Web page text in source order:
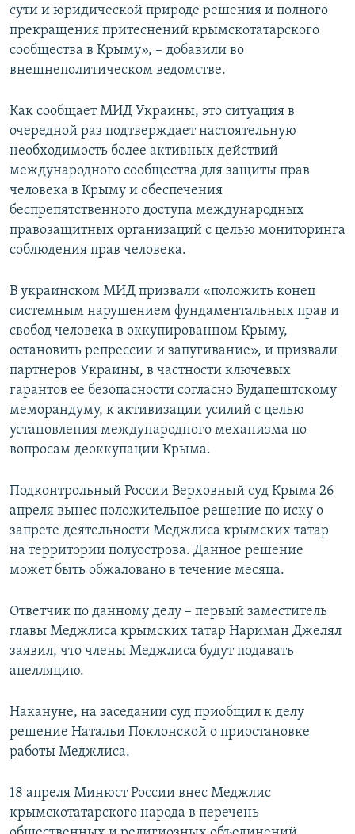
сути и юридической природе решения и полного
прекращения притеснений крымскотатарского
сообщества в Крыму», – добавили во
внешнеполитическом ведомстве.
Как сообщает МИД Украины, это ситуация в
очередной раз подтверждает настоятельную
необходимость более активных действий
международного сообщества для защиты прав
человека в Крыму и обеспечения
беспрепятственного доступа международных
правозащитных организаций с целью мониторинга
соблюдения прав человека.
В украинском МИД призвали «положить конец
системным нарушением фундаментальных прав и
свобод человека в оккупированном Крыму,
остановить репрессии и запугивание», и призвали
партнеров Украины, в частности ключевых
гарантов ее безопасности согласно Будапештскому
меморандуму, к активизации усилий с целью
установления международного механизма по
вопросам деоккупации Крыма.
Подконтрольный России Верховный суд Крыма 26
апреля вынес положительное решение по иску о
запрете деятельности Меджлиса крымских татар
на территории полуострова. Данное решение
может быть обжаловано в течение месяца.
Ответчик по данному делу – первый заместитель
главы Меджлиса крымских татар Нариман Джелял
заявил, что члены Меджлиса будут подавать
апелляцию.
Накануне, на заседании суд приобщил к делу
решение Натальи Поклонской о приостановке
работы Меджлиса.
18 апреля Минюст России внес Меджлис
крымскотатарского народа в перечень